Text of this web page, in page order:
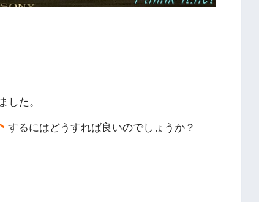
した。
するにはどうすれば良いのでしょうか？